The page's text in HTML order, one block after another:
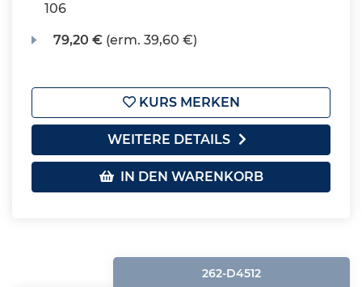
106
79,20 € (erm. 39,60 €)
KURS MERKEN
WEITERE DETAILS
IN DEN WARENKORB
262-D4512